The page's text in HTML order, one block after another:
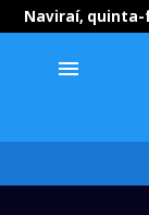
Naviraí, quinta-
menu